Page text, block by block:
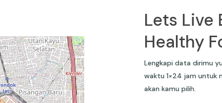
Lets Live
Healthy
Lengkapi data dirimu
waktu 1×24 jam untuk
akan kamu pilih.